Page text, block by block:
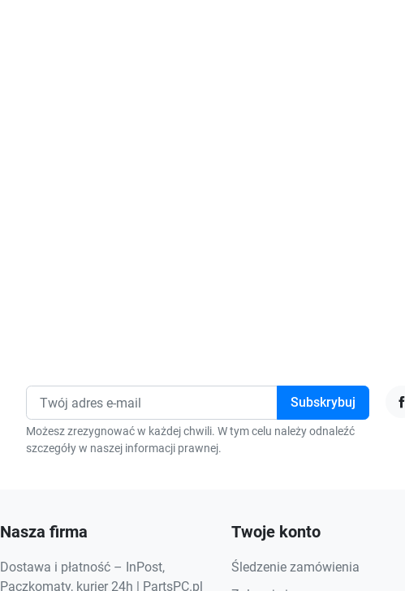
Możesz zrezygnować w każdej chwili. W tym celu należy odnaleźć
szczegóły w naszej informacji prawnej.
Nasza firma
Dostawa i płatność – InPost,
Paczkomaty, kurier 24h | PartsPC.pl
Twoje konto
Śledzenie zamówienia